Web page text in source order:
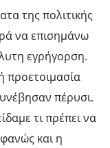
της πολιτικής
να επισημάνω
εγρήγορση.
προετοιμασία
πέρυσι.
τι πρέπει να
και η